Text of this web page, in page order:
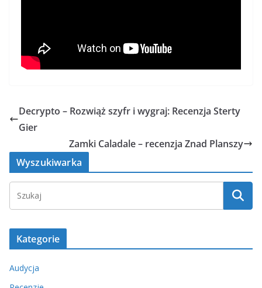
Decrypto – Rozwiąż szyfr i wygraj: Recenzja Sterty
Gier
Zamki Caladale – recenzja Znad Planszy
Wyszukiwarka
Kategorie
Audycja